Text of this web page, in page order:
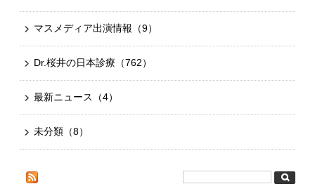
マスメディア出演情報 （9）
Dr.桜井の日本診療 （762）
最新ニュース （4）
未分類 （8）